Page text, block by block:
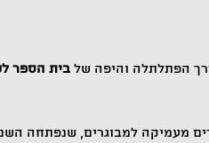
הפתלתלה והיפה של בית הספר
מעמיקה למבוגרים, שנפתחה